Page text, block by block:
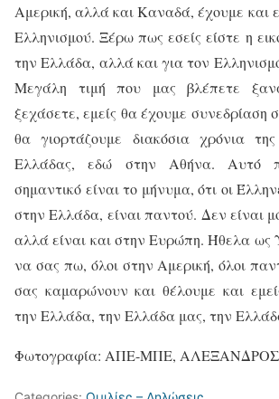
Αμερική, αλλά και Καναδά, έχουμε και
Ελληνισμού. Ξέρω πως εσείς είστε η
την Ελλάδα, αλλά και για τον
Μεγάλη τιμή που μας βλέπετε
ξεχάσετε, εμείς θα έχουμε συνεδρίαση
θα γιορτάζουμε διακόσια χρόνια
Ελλάδας, εδώ στην Αθήνα. Αυτό
σημαντικό είναι το μήνυμα, ότι οι
στην Ελλάδα, είναι παντού. Δεν είναι
αλλά είναι και στην Ευρώπη. Ήθελα ως
να σας πω, όλοι στην Αμερική, όλοι
σας καμαρώνουν και θέλουμε και
την Ελλάδα, την Ελλάδα μας, την
Φωτογραφία: ΑΠΕ-ΜΠΕ,